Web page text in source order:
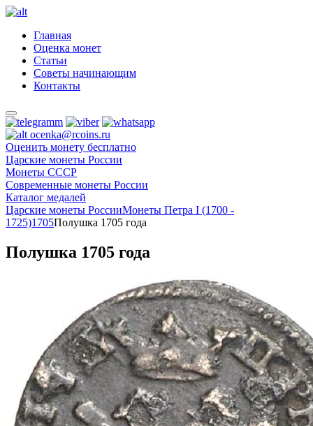
Главная
Оценка монет
Статьи
Советы начинающим
Контакты
ocenka@rcoins.ru
Оценить монету бесплатно
Царские монеты России
Монеты СССР
Современные монеты России
Каталог медалей
Царские монеты РоссииМонеты Петра I (1700 -
1725)1705Полушка 1705 года
Полушка 1705 года